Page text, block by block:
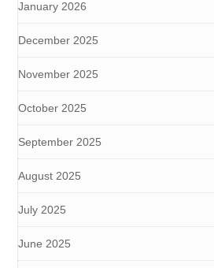
January 2026
December 2025
November 2025
October 2025
September 2025
August 2025
July 2025
June 2025